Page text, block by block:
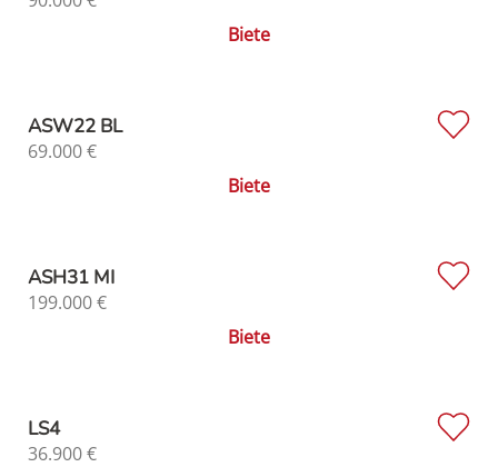
Biete
ASW22 BL
69.000€
Biete
ASH31 MI
199.000€
Biete
LS4
36.900€